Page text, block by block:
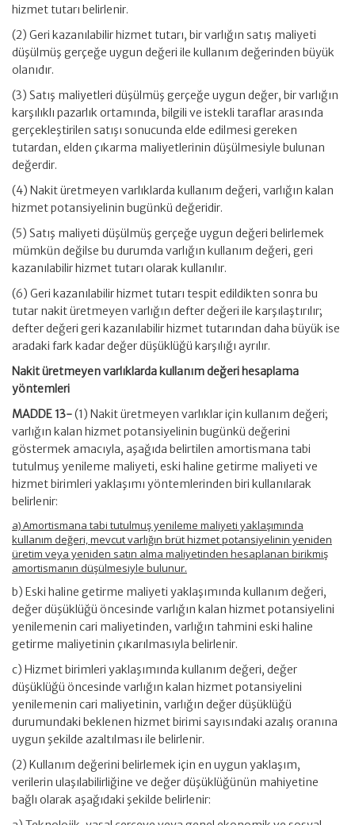
hizmet tutarı belirlenir.
(2) Geri kazanılabilir hizmet tutarı, bir varlığın satış maliyeti
düşülmüş gerçeğe uygun değeri ile kullanım değerinden büyük
olanıdır.
(3) Satış maliyetleri düşülmüş gerçeğe uygun değer, bir varlığın
karşılıklı pazarlık ortamında, bilgili ve istekli taraflar arasında
gerçekleştirilen satışı sonucunda elde edilmesi gereken
tutardan, elden çıkarma maliyetlerinin düşülmesiyle bulunan
değerdir.
(4) Nakit üretmeyen varlıklarda kullanım değeri, varlığın kalan
hizmet potansiyelinin bugünkü değeridir.
(5) Satış maliyeti düşülmüş gerçeğe uygun değeri belirlemek
mümkün değilse bu durumda varlığın kullanım değeri, geri
kazanılabilir hizmet tutarı olarak kullanılır.
(6) Geri kazanılabilir hizmet tutarı tespit edildikten sonra bu
tutar nakit üretmeyen varlığın defter değeri ile karşılaştırılır;
defter değeri geri kazanılabilir hizmet tutarından daha büyük ise
aradaki fark kadar değer düşüklüğü karşılığı ayrılır.
Nakit üretmeyen varlıklarda kullanım değeri hesaplama
yöntemleri
MADDE 13-(1) Nakit üretmeyen varlıklar için kullanım değeri;
varlığın kalan hizmet potansiyelinin bugünkü değerini
göstermek amacıyla, aşağıda belirtilen amortismana tabi
tutulmuş yenileme maliyeti, eski haline getirme maliyeti ve
hizmet birimleri yaklaşımı yöntemlerinden biri kullanılarak
belirlenir:
a) Amortismana tabi tutulmuş yenileme maliyeti yaklaşımında
kullanım değeri, mevcut varlığın brüt hizmet potansiyelinin yeniden
üretim veya yeniden satın alma maliyetinden hesaplanan birikmiş
amortismanın düşülmesiyle bulunur.
b) Eski haline getirme maliyeti yaklaşımında kullanım değeri,
değer düşüklüğü öncesinde varlığın kalan hizmet potansiyelini
yenilemenin cari maliyetinden, varlığın tahmini eski haline
getirme maliyetinin çıkarılmasıyla belirlenir.
c) Hizmet birimleri yaklaşımında kullanım değeri, değer
düşüklüğü öncesinde varlığın kalan hizmet potansiyelini
yenilemenin cari maliyetinin, varlığın değer düşüklüğü
durumundaki beklenen hizmet birimi sayısındaki azalış oranına
uygun şekilde azaltılması ile belirlenir.
(2) Kullanım değerini belirlemek için en uygun yaklaşım,
verilerin ulaşılabilirliğine ve değer düşüklüğünün mahiyetine
bağlı olarak aşağıdaki şekilde belirlenir: